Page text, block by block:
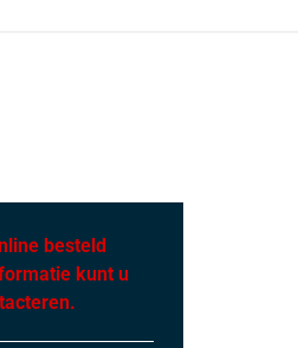
besteld
kunt u